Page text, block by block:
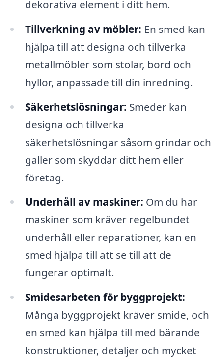
dekorativa element i ditt hem.
Tillverkning av möbler: En smed kan
hjälpa till att designa och tillverka
metallmöbler som stolar, bord och
hyllor, anpassade till din inredning.
Säkerhetslösningar: Smeder kan
designa och tillverka
säkerhetslösningar såsom grindar och
galler som skyddar ditt hem eller
företag.
Underhåll av maskiner: Om du har
maskiner som kräver regelbundet
underhåll eller reparationer, kan en
smed hjälpa till att se till att de
fungerar optimalt.
Smidesarbeten för byggprojekt:
Många byggprojekt kräver smide, och
en smed kan hjälpa till med bärande
konstruktioner, detaljer och mycket